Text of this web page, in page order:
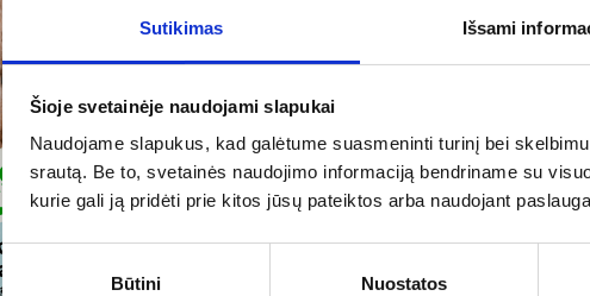
Sutikimas Išsami
Šioje svetainėje naudojami slapukai
Naudojame slapukus, kad galėtume suasmeninti turinį bei
srautą. Be to, svetainės naudojimo informaciją bendriname su
kurie gali ją pridėti prie kitos jūsų pateiktos arba naudojant
Sutikimo
pasirinkimas
Būtini Nuostatos